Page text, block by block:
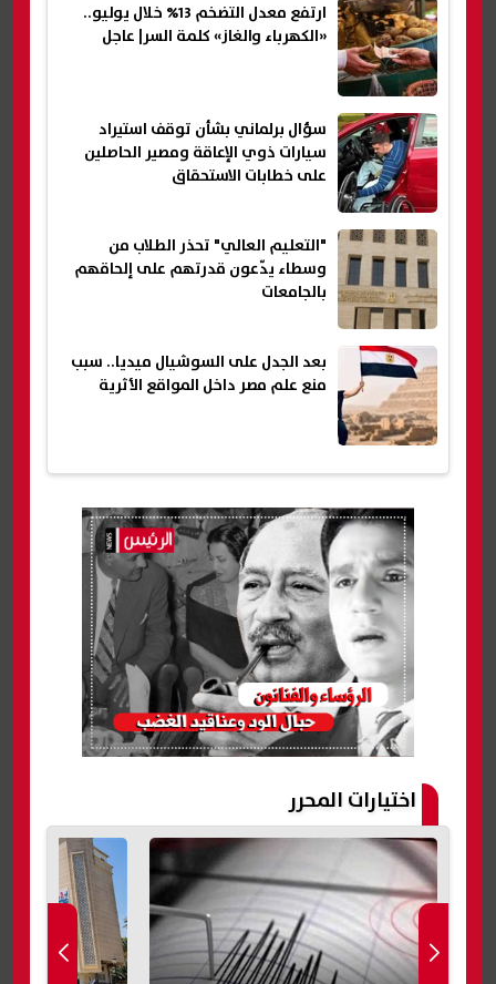
ارتفع معدل التضخم 13% خلال يوليو..
«الكهرباء والغاز» كلمة السر| عاجل
سؤال برلماني بشأن توقف استيراد
سيارات ذوي الإعاقة ومصير الحاصلين
على خطابات الاستحقاق
"التعليم العالي" تحذر الطلاب من
وسطاء يدّعون قدرتهم على إلحاقهم
بالجامعات
بعد الجدل على السوشيال ميديا.. سبب
منع علم مصر داخل المواقع الأثرية
اختيارات المحرر